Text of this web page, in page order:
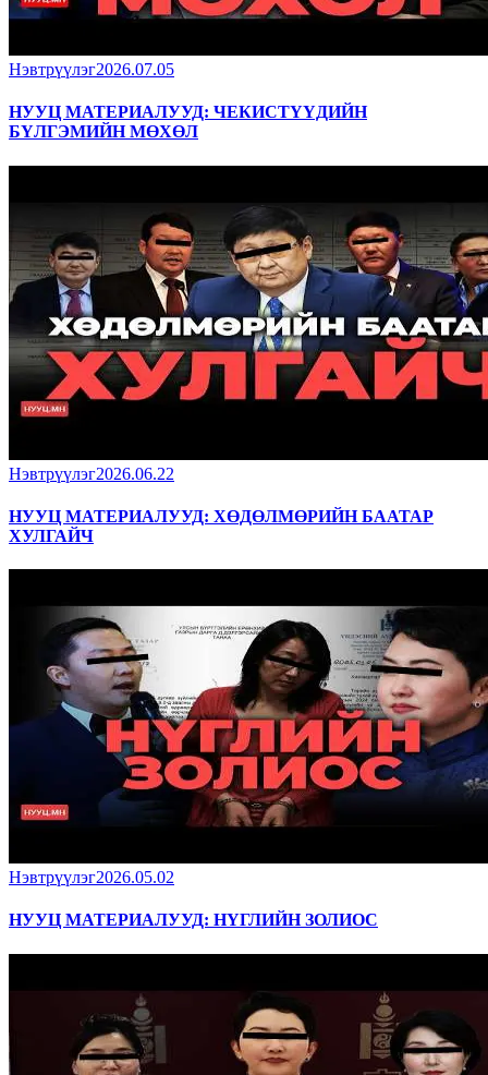
Нэвтрүүлэг2026.07.05
НУУЦ МАТЕРИАЛУУД: ЧЕКИСТҮҮДИЙН
БҮЛГЭМИЙН МӨХӨЛ
Нэвтрүүлэг2026.06.22
НУУЦ МАТЕРИАЛУУД: ХӨДӨЛМӨРИЙН БААТАР
ХУЛГАЙЧ
Нэвтрүүлэг2026.05.02
НУУЦ МАТЕРИАЛУУД: НҮГЛИЙН ЗОЛИОС